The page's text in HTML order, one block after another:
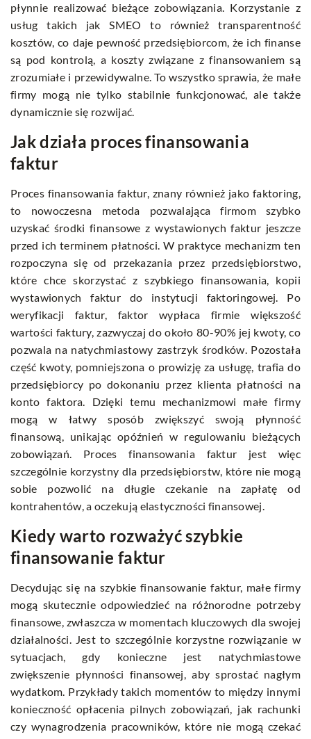
płynnie realizować bieżące zobowiązania. Korzystanie z
usług takich jak SMEO to również transparentność
kosztów, co daje pewność przedsiębiorcom, że ich finanse
są pod kontrolą, a koszty związane z finansowaniem są
zrozumiałe i przewidywalne. To wszystko sprawia, że małe
firmy mogą nie tylko stabilnie funkcjonować, ale także
dynamicznie się rozwijać.
Jak działa proces finansowania
faktur
Proces finansowania faktur, znany również jako faktoring,
to nowoczesna metoda pozwalająca firmom szybko
uzyskać środki finansowe z wystawionych faktur jeszcze
przed ich terminem płatności. W praktyce mechanizm ten
rozpoczyna się od przekazania przez przedsiębiorstwo,
które chce skorzystać z szybkiego finansowania, kopii
wystawionych faktur do instytucji faktoringowej. Po
weryfikacji faktur, faktor wypłaca firmie większość
wartości faktury, zazwyczaj do około 80-90% jej kwoty, co
pozwala na natychmiastowy zastrzyk środków. Pozostała
część kwoty, pomniejszona o prowizję za usługę, trafia do
przedsiębiorcy po dokonaniu przez klienta płatności na
konto faktora. Dzięki temu mechanizmowi małe firmy
mogą w łatwy sposób zwiększyć swoją płynność
finansową, unikając opóźnień w regulowaniu bieżących
zobowiązań. Proces finansowania faktur jest więc
szczególnie korzystny dla przedsiębiorstw, które nie mogą
sobie pozwolić na długie czekanie na zapłatę od
kontrahentów, a oczekują elastyczności finansowej.
Kiedy warto rozważyć szybkie
finansowanie faktur
Decydując się na szybkie finansowanie faktur, małe firmy
mogą skutecznie odpowiedzieć na różnorodne potrzeby
finansowe, zwłaszcza w momentach kluczowych dla swojej
działalności. Jest to szczególnie korzystne rozwiązanie w
sytuacjach, gdy konieczne jest natychmiastowe
zwiększenie płynności finansowej, aby sprostać nagłym
wydatkom. Przykłady takich momentów to między innymi
konieczność opłacenia pilnych zobowiązań, jak rachunki
czy wynagrodzenia pracowników, które nie mogą czekać